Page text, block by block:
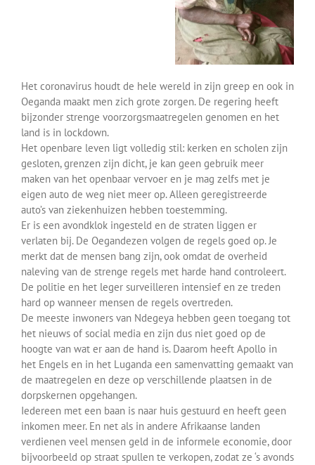
Het coronavirus houdt de hele wereld in zijn greep en ook in
Oeganda maakt men zich grote zorgen. De regering heeft
bijzonder strenge voorzorgsmaatregelen genomen en het
land is in lockdown.
Het openbare leven ligt volledig stil: kerken en scholen zijn
gesloten, grenzen zijn dicht, je kan geen gebruik meer
maken van het openbaar vervoer en je mag zelfs met je
eigen auto de weg niet meer op. Alleen geregistreerde
auto’s van ziekenhuizen hebben toestemming.
Er is een avondklok ingesteld en de straten liggen er
verlaten bij. De Oegandezen volgen de regels goed op. Je
merkt dat de mensen bang zijn, ook omdat de overheid
naleving van de strenge regels met harde hand controleert.
De politie en het leger surveilleren intensief en ze treden
hard op wanneer mensen de regels overtreden.
De meeste inwoners van Ndegeya hebben geen toegang tot
het nieuws of social media en zijn dus niet goed op de
hoogte van wat er aan de hand is. Daarom heeft Apollo in
het Engels en in het Luganda een samenvatting gemaakt van
de maatregelen en deze op verschillende plaatsen in de
dorpskernen opgehangen.
Iedereen met een baan is naar huis gestuurd en heeft geen
inkomen meer. En net als in andere Afrikaanse landen
verdienen veel mensen geld in de informele economie, door
bijvoorbeeld op straat spullen te verkopen, zodat ze ‘s avonds